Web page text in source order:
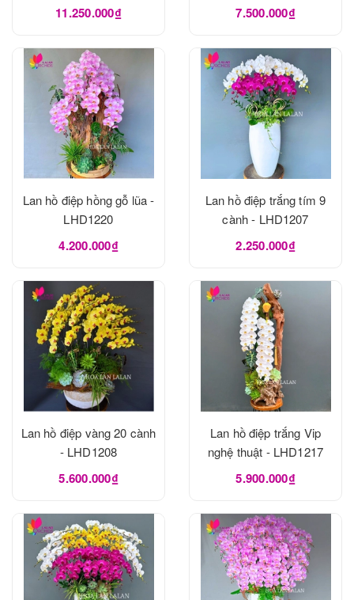
11.250.000₫ 7.500.000₫
Lan hồ điệp hồng gỗ lũa -
LHD1220
4.200.000₫
Lan hồ điệp trắng tím 9
cành - LHD1207
2.250.000₫
Lan hồ điệp vàng 20 cành
- LHD1208
5.600.000₫
Lan hồ điệp trắng Vip
nghệ thuật - LHD1217
5.900.000₫